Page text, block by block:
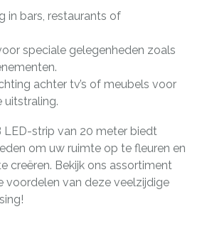
in bars, restaurants of
speciale gelegenheden zoals
achter tv’s of meubels voor
uitstraling.
LED-strip van 20 meter biedt
om uw ruimte op te fleuren en
creëren. Bekijk ons assortiment
voordelen van deze veelzijdige